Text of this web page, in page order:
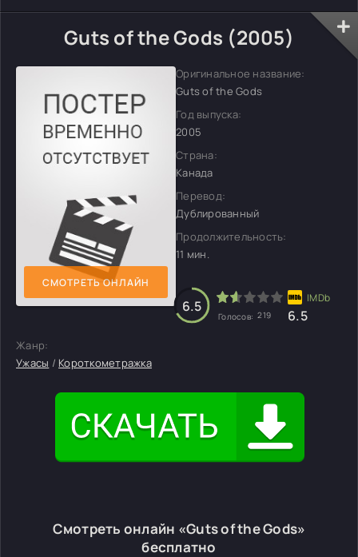
Guts of the Gods (2005)
СМОТРЕТЬ ОНЛАЙН
Оригинальное название:
Guts of the Gods
Год выпуска:
2005
Страна:
Канада
Перевод:
Дублированный
Продолжительность:
11 мин.
6.5
Голосов: 219 6.5
Жанр:
Ужасы / Короткометражка
Смотреть онлайн «Guts of the Gods»
бесплатно